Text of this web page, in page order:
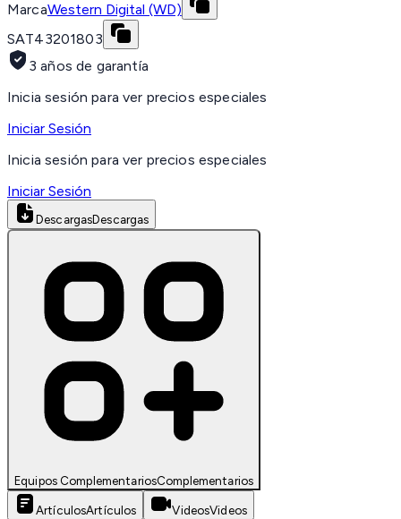
MarcaWestern Digital (WD)
SAT43201803
3 años de garantía
Inicia sesión para ver precios especiales
Iniciar Sesión
Inicia sesión para ver precios especiales
Iniciar Sesión
DescargasDescargas
Equipos ComplementariosComplementarios
ArtículosArtículos VideosVideos